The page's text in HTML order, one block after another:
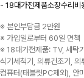
- 18대가전제품소장수리비
※ 본인부담금 2만원
※ 가입일로부터 60일 면책
※ 18대가전제품: TV, 세탁
식기세척기, 의류건조기, 의
컴퓨터(태블릿PC제외), 안